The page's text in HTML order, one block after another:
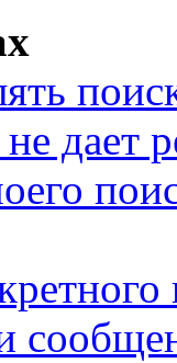
дает